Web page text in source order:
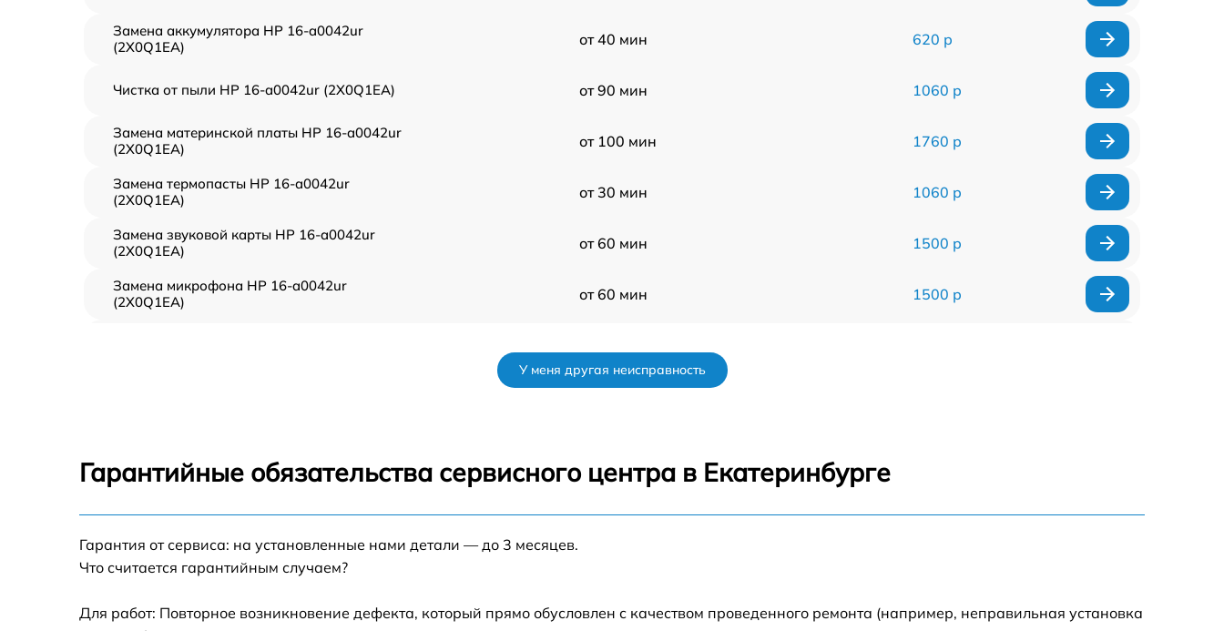
Замена аккумулятора HP 16-a0042ur
(2X0Q1EA)
от 40 мин 620 р
Чистка от пыли HP 16-a0042ur (2X0Q1EA) от 90 мин 1060 р
Замена материнской платы HP 16-a0042ur
(2X0Q1EA)
от 100 мин 1760 р
Замена термопасты HP 16-a0042ur
(2X0Q1EA)
от 30 мин 1060 р
Замена звуковой карты HP 16-a0042ur
(2X0Q1EA)
от 60 мин 1500 р
Замена микрофона HP 16-a0042ur
(2X0Q1EA)
от 60 мин 1500 р
Замена шлейфа матрицы HP 16-a0042ur
(2X0Q1EA)
порта) HP 16-a0042ur (2X0Q1EA)
У меня другая неисправность
Гарантийные обязательства сервисного центра в Екатеринбурге
Гарантия от сервиса: на установленные нами детали — до 3 месяцев.
Что считается гарантийным случаем?
Для работ: Повторное возникновение дефекта, который прямо обусловлен с качеством проведенного ремонта (например, неправильная установка